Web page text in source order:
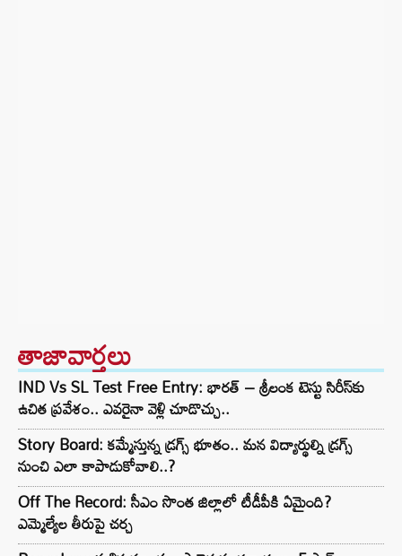
తాజావార్తలు
IND Vs SL Test Free Entry: భారత్ – శ్రీలంక టెస్టు సిరీస్‌కు
ఉచిత ప్రవేశం.. ఎవరైనా వెళ్లి చూడొచ్చు..
Story Board: కమ్మేస్తున్న డ్రగ్స్ భూతం.. మన విద్యార్థుల్ని డ్రగ్స్
నుంచి ఎలా కాపాడుకోవాలి..?
Off The Record: సీఎం సొంత జిల్లాలో టీడీపీకి ఏమైంది?
ఎమ్మెల్యేల తీరుపై చర్చ